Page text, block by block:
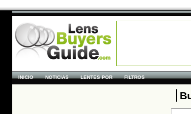
INICIO NOTICIAS LENTES POR FILTROS